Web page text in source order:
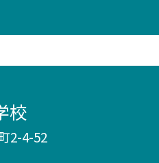
校
2-4-52